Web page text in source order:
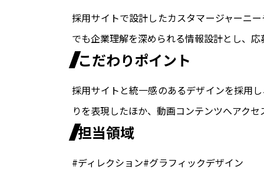
採用サイトで設計したカスタマージャーニ
でも企業理解を深められる情報設計とし、
こだわりポイント
採用サイトと統一感のあるデザインを採用
りを表現したほか、動画コンテンツへアク
担当領域
#ディレクション#グラフィックデザイン